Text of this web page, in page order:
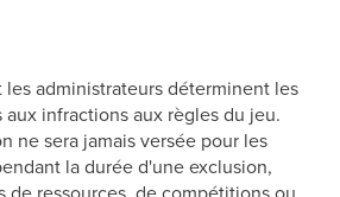
les administrateurs déterminent les
infractions aux règles du jeu.
ne sera jamais versée pour les
la durée d'une exclusion,